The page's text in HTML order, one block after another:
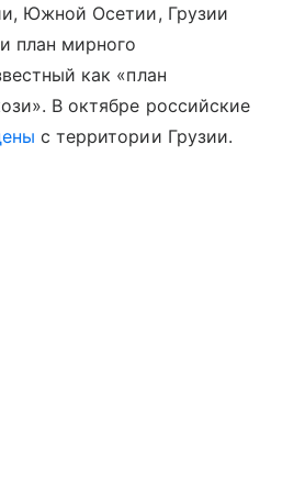
Южной Осетии, Грузии
план мирного
как «план
В октябре российские
с территории Грузии.